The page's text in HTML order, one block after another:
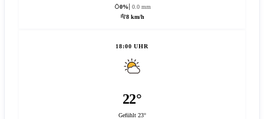
0%
0.0 mm
8 km/h
18:00 UHR
22°
Gefühlt 23°